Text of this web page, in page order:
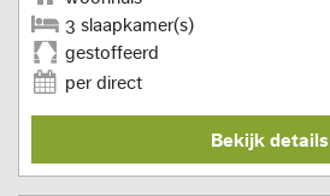
3 slaapkamer(s)
gestoffeerd
per direct
Bekijk details